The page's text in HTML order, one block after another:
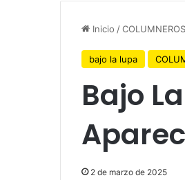
Inicio /COLUMNEROS
bajo la lupa
Bajo
2 de marzo de 2025